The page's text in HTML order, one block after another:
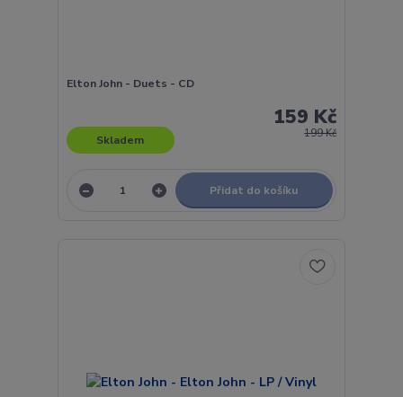
Elton John - Duets - CD
199 Kč
159 Kč
Skladem
Přidat do košíku